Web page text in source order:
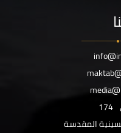
174
المقدسة